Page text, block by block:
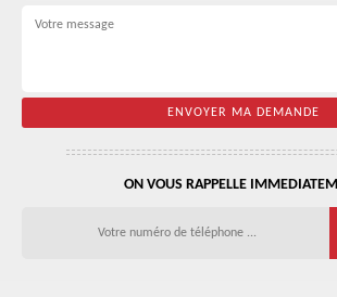
ON VOUS RAPPELLE